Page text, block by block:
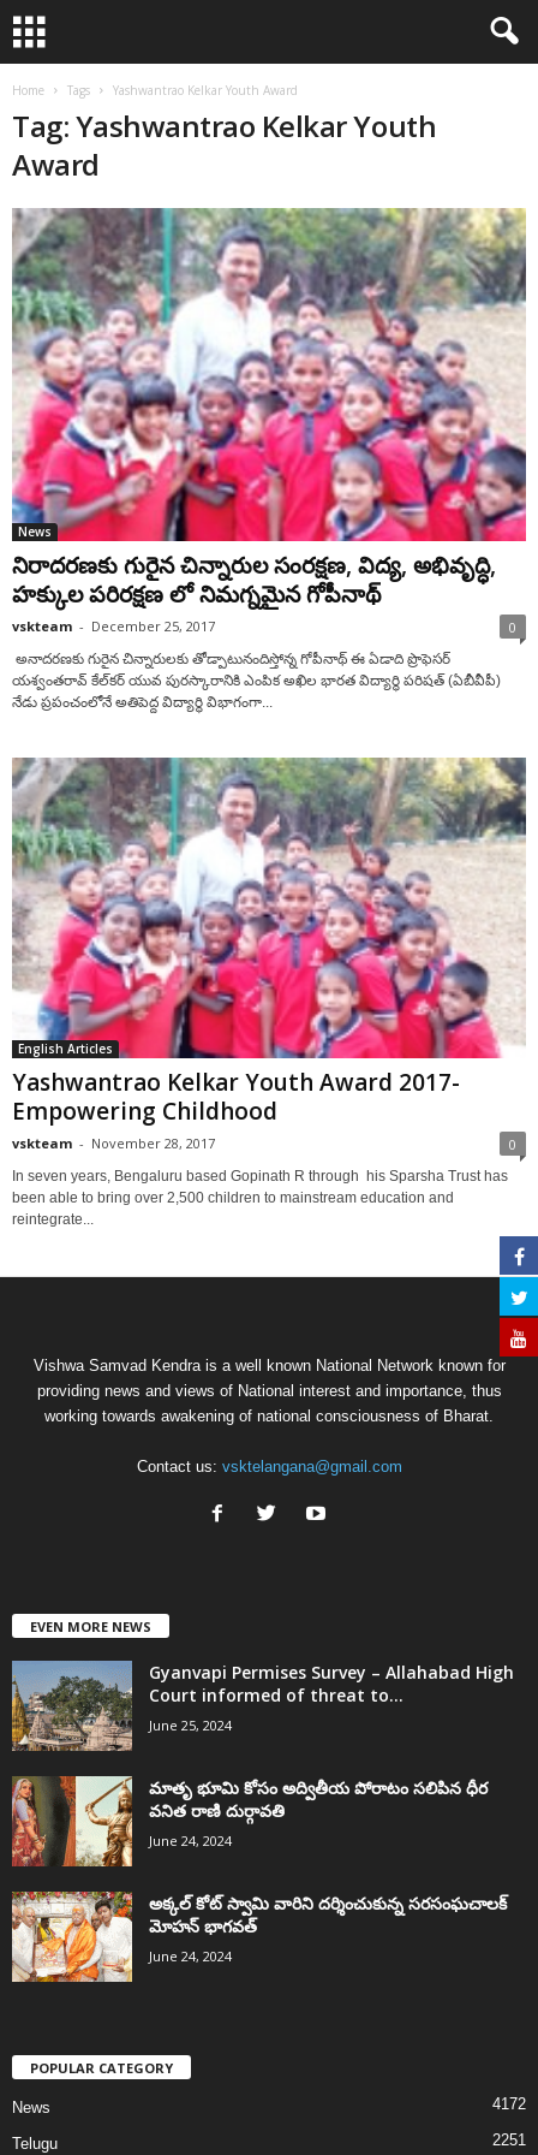
Home Tags Yashwantrao Kelkar Youth Award
Tag: Yashwantrao Kelkar Youth
Award
News
నిరాదరణకు గురైన చిన్నారుల సంరక్షణ, విద్య, అభివృద్ధి,
హక్కుల పరిరక్షణ లో నిమగ్నమైన గోపీనాథ్‌
vskteam - December 25, 2017 0
అనాదరణకు గురైన చిన్నారులకు తోడ్పాటునందిస్తోన్న గోపీనాథ్‌ ఈ ఏడాది ప్రొఫెసర్‌
యశ్వంతరావ్‌ కేల్‌కర్‌ యువ పురస్కారానికి ఎంపిక అఖిల భారత విద్యార్థి పరిషత్‌ (ఏబీవీపీ)
నేడు ప్రపంచంలోనే అతిపెద్ద విద్యార్థి విభాగంగా...
English Articles
Yashwantrao Kelkar Youth Award 2017-
Empowering Childhood
vskteam - November 28, 2017 0
In seven years, Bengaluru based Gopinath R through his Sparsha Trust has
been able to bring over 2,500 children to mainstream education and
reintegrate...
Vishwa Samvad Kendra is a well known National Network known for
providing news and views of National interest and importance, thus
working towards awakening of national consciousness of Bharat.
Contact us: vsktelangana@gmail.com
EVEN MORE NEWS
Gyanvapi Permises Survey – Allahabad High
Court informed of threat to...
June 25, 2024
మాతృ భూమి కోసం అద్వితీయ పోరాటం సలిపిన ధీర
వనిత రాణి దుర్గావతి
June 24, 2024
అక్కల్‌ కోట్‌ స్వామి వారిని దర్శించుకున్న సరసంఘచాలక్
మోహన్ భాగవత్
June 24, 2024
POPULAR CATEGORY
News 4172
Telugu 2251